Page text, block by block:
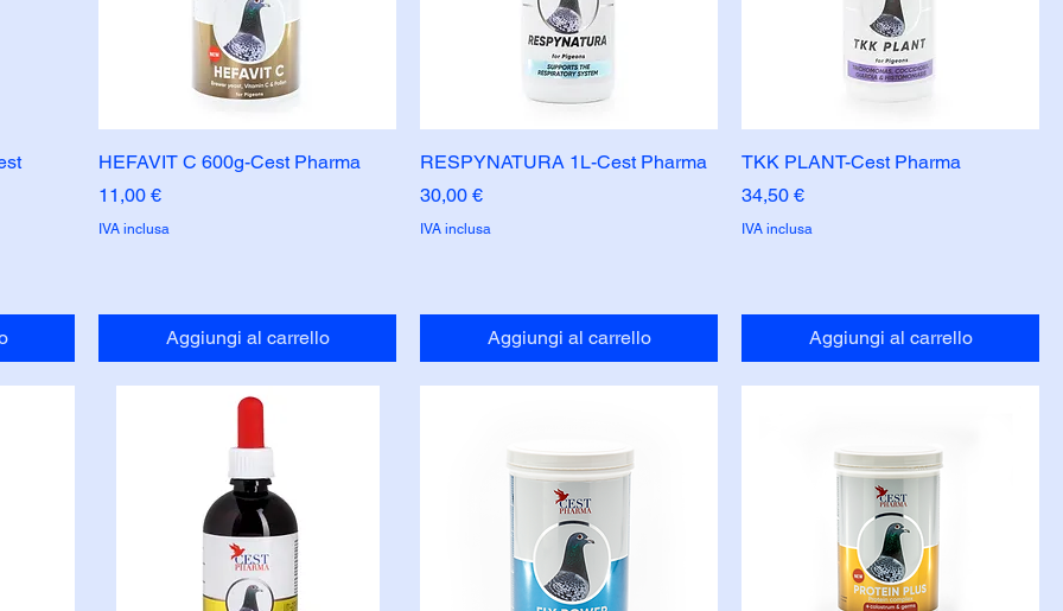
HEFAVIT C 600g-Cest Pharma
Prezzo
11,00 €
IVA inclusa
Aggiungi al carrello
RESPYNATURA 1L-Cest Pharma
Prezzo
30,00 €
IVA inclusa
Aggiungi al carrello
TKK PLANT-Cest Pharma
Prezzo
34,50 €
IVA inclusa
Aggiungi al carrello